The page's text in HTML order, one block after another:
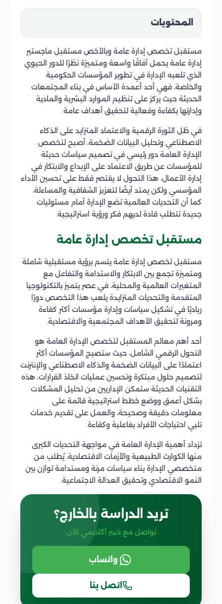
المحتويات
مستقبل تخصص إدارة عامة وبالأخص مستقبل ماجستير
إدارة عامة يحمل آفاقًا واسعة ومتميزة نظرًا للدور الحيوي
الذي تلعبه الإدارة في تطوير المؤسسات الحكومية
والخاصة، فهي أحد أعمدة الأساس في بناء المجتمعات
الحديثة حيث يركز على تنظيم الموارد البشرية والمادية
وإدارتها بكفاءة وفعالية لتحقيق أهداف عامة.
في ظل الثورة الرقمية والاعتماد المتزايد على الذكاء
الاصطناعي وتحليل البيانات الضخمة، أصبح لتخصص
الإدارة العامة دور رئيسي في تصميم سياسات حديثة
للمؤسسات عن طريق الاعتماد على الإبداع والابتكار في
إدارة الأعمال، هذا التحول لا يقتصر فقط على تحسين الأداء
المؤسسي ولكن يمتد أيضًا لتعزيز الشفافية والمساءلة،
كما أن التحديات العالمية تضع الإدارة أمام مسئوليات
جديدة تتطلب قادة لديهم فكر ورؤية استراتيجية.
مستقبل تخصص إدارة عامة
مستقبل تخصص إدارة عامة يتسم برؤية مستقبلية شاملة
ومتميزة تجمع بين الابتكار والاستدامة والتفاعل مع
المتغيرات العالمية والمحلية، في عصر يتميز بالتكنولوجيا
المتقدمة والتحديات المتزايدة يلعب هذا التخصص دورًا
رياديًا في تشكيل سياسات وإدارة مؤسسات أكثر كفاءة
ومرونة لتحقيق الأهداف المجتمعية والاقتصادية.
أحد أهم معالم المستقبل لتخصص الإدارة العامة هو
التحول الرقمي الشامل، حيث ستصبح المؤسسات أكثر
اعتمادًا على البيانات الضخمة والذكاء الاصطناعي والإنترنت
لتصميم حلول مبتكرة وتحسين عمليات اتخاذ القرارات، هذه
التقنيات الحديثة ستمكن الإداريين من تحليل المشكلات
بشكل أعمق ووضع خطط استراتيجية قائمة على
معلومات دقيقة وصحيحة، والعمل على تقديم خدمات
تلبي احتياجات الأفراد بفاعلية وكفاءة.
تزداد أهمية الإدارة العامة في مواجهة التحديات الكبرى
منها الكوارث الطبيعية والأزمات الاقتصادية، يُطلب من
متخصصي الإدارة بناء سياسات مرنة ومستدامة توازن بين
النمو الاقتصادي وتحقيق العدالة الاجتماعية.
تريد الدراسة بالخارج؟
تواصل مع خبير أكاديمي الآن
واتساب
اتصل بنا